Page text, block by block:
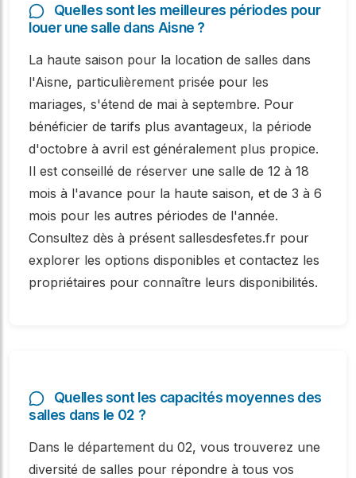
Quelles sont les meilleures périodes pour
louer une salle dans Aisne ?
La haute saison pour la location de salles dans
l'Aisne, particulièrement prisée pour les
mariages, s'étend de mai à septembre. Pour
bénéficier de tarifs plus avantageux, la période
d'octobre à avril est généralement plus propice.
Il est conseillé de réserver une salle de 12 à 18
mois à l'avance pour la haute saison, et de 3 à 6
mois pour les autres périodes de l'année.
Consultez dès à présent sallesdesfetes.fr pour
explorer les options disponibles et contactez les
propriétaires pour connaître leurs disponibilités.
Quelles sont les capacités moyennes des
salles dans le 02 ?
Dans le département du 02, vous trouverez une
diversité de salles pour répondre à tous vos